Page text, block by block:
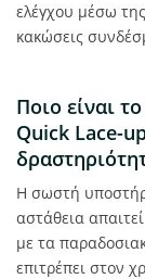
ελέγχου μέσω
κακώσεις
Ποιο είναι
Quick Lace-
Η σωστή
αστάθεια
με τα
επιτρέπει στον